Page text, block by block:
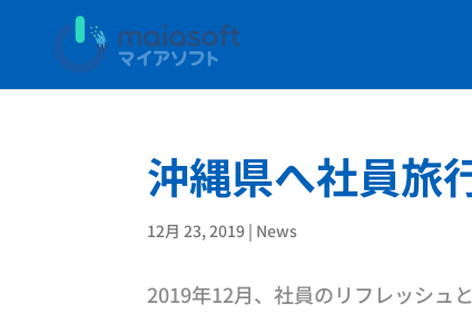
沖縄県へ社員旅
12月 23, 2019 | News
2019年12月、社員のリフレッシュ